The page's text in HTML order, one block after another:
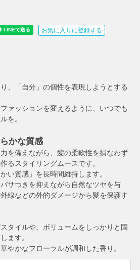
お気に入りに登録する
、「自分」の個性を表現しようとする
ァッションを変えるように、いつでも
を。
かな質感
を備えながら、髪の柔軟性を損なわず
るスタイリングムースです。
い質感」を長時間維持します。
サつきを抑えながら自然なツヤを与
線などの外的ダメージから髪を保護す
タイルや、ボリュームをしっかりと固
ます。
やかなフローラルが調和した香り。